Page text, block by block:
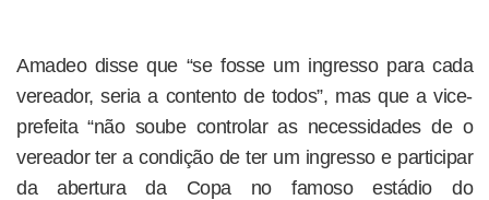
Amadeo disse que “se fosse um ingresso para cada
vereador, seria a contento de todos”, mas que a vice-
prefeita “não soube controlar as necessidades de o
vereador ter a condição de ter um ingresso e participar
da abertura da Copa no famoso estádio do